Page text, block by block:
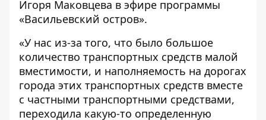
Игоря Маковцева в эфире программы
«Васильевский остров».
«У нас из-за того, что было большое
количество транспортных средств малой
вместимости, и наполняемость на дорогах
города этих транспортных средств вместе
с частными транспортными средствами,
переходила какую-то определенную